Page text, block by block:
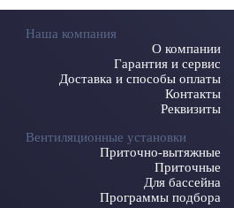
Наша компания
О компании
Гарантия и сервис
Доставка и способы оплаты
Контакты
Реквизиты
Вентиляционные установки
Приточно-вытяжные
Приточные
Для бассейна
Программы подбора